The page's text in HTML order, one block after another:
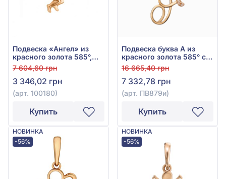
Подвеска «Ангел» из
красного золота 585°,
без вставки, арт. 100180
7 604,60 грн
3 346,02 грн
(арт. 100180)
Купить
Подвеска буква А из
красного золота 585° с
фианитом, арт. ПВ879и
16 665,40 грн
7 332,78 грн
(арт. ПВ879и)
Купить
НОВИНКА
-56%
НОВИНКА
-56%